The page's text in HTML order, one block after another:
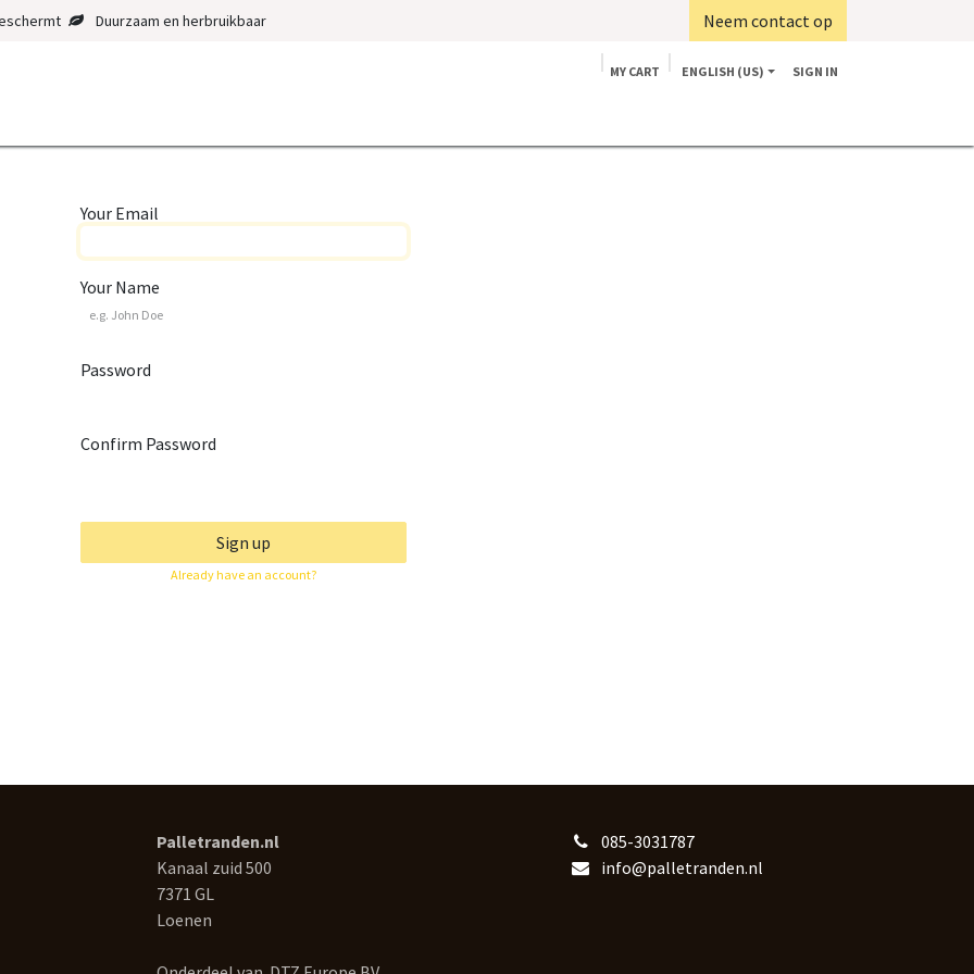
Duurzaam en herbruikbaar Neem contact op
MY CART ENGLISH (US) SIGN IN
Your Email
Your Name
Password
Confirm Password
Sign up
Already have an account?
Palletranden.nl
Kanaal zuid 500
7371 GL
Loenen
085-3031787
info@palletranden.nl